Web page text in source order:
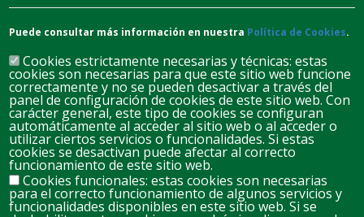
D L M M J V S
26 27 28 29 30 31
2 3 4 5 6 7 8
Puede consultar más información en nuestra Política de Cookies.
Cookies estrictamente necesarias y técnicas: estas
cookies son necesarias para que este sitio web funcione
correctamente y no se pueden desactivar a través del
panel de configuración de cookies de este sitio web. Con
carácter general, este tipo de cookies se configuran
automáticamente al acceder al sitio web o al acceder o
utilizar ciertos servicios o funcionalidades. Si estas
cookies se desactivan puede afectar al correcto
funcionamiento de este sitio web.
Cookies funcionales: estas cookies son necesarias
para el correcto funcionamiento de algunos servicios y
funcionalidades disponibles en este sitio web. Si se